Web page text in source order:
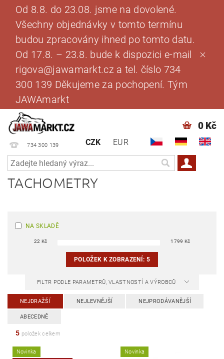
Od 8.8. do 23.08. jsme na dovolené.
Všechny objednávky v tomto termínu
budou zpracovány ihned po tomto datu.
Od 17.8. – 23.8. bude k dispozici e-mail
rigova@jawamarkt.cz a tel. číslo 734
300 139 Děkujeme za pochopení. Tým
JAWAmarkt
734 300 139 CZK EUR
0 Kč
TACHOMETRY
NA SKLADĚ
22 Kč 1799 Kč
POLOŽEK K ZOBRAZENÍ: 5
FILTR PODLE PARAMETRŮ, VLASTNOSTÍ A VÝROBCŮ
NEJDRAŽŠÍ NEJLEVNĚJŠÍ NEJPRODÁVANĚJŠÍ
ABECEDNĚ
5 položek celkem
Novinka
Novinka